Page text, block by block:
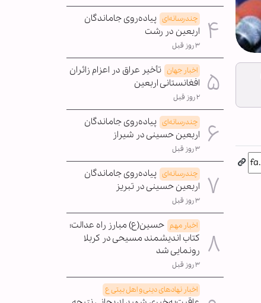
چندرسانه‌ای پیاده‌روی جاماندگان
اربعین در رشت
۳ روز قبل
اخبار جهان تأخیر عراق در اعزام زائران
افغانستانی اربعین
۲ روز قبل
چندرسانه‌ای پیاده‌روی جاماندگان
اربعین حسینی در شیراز
۳ روز قبل
چندرسانه‌ای پیاده‌روی جاماندگان
اربعین حسینی در تبریز
۳ روز قبل
اخبار مهم حسین(ع) مبارز راه عدالت؛
کتاب اندیشمند مسیحی در کربلا
رونمایی شد
۳ روز قبل
اخبار نهادهای دینی و اهل بیتی ع